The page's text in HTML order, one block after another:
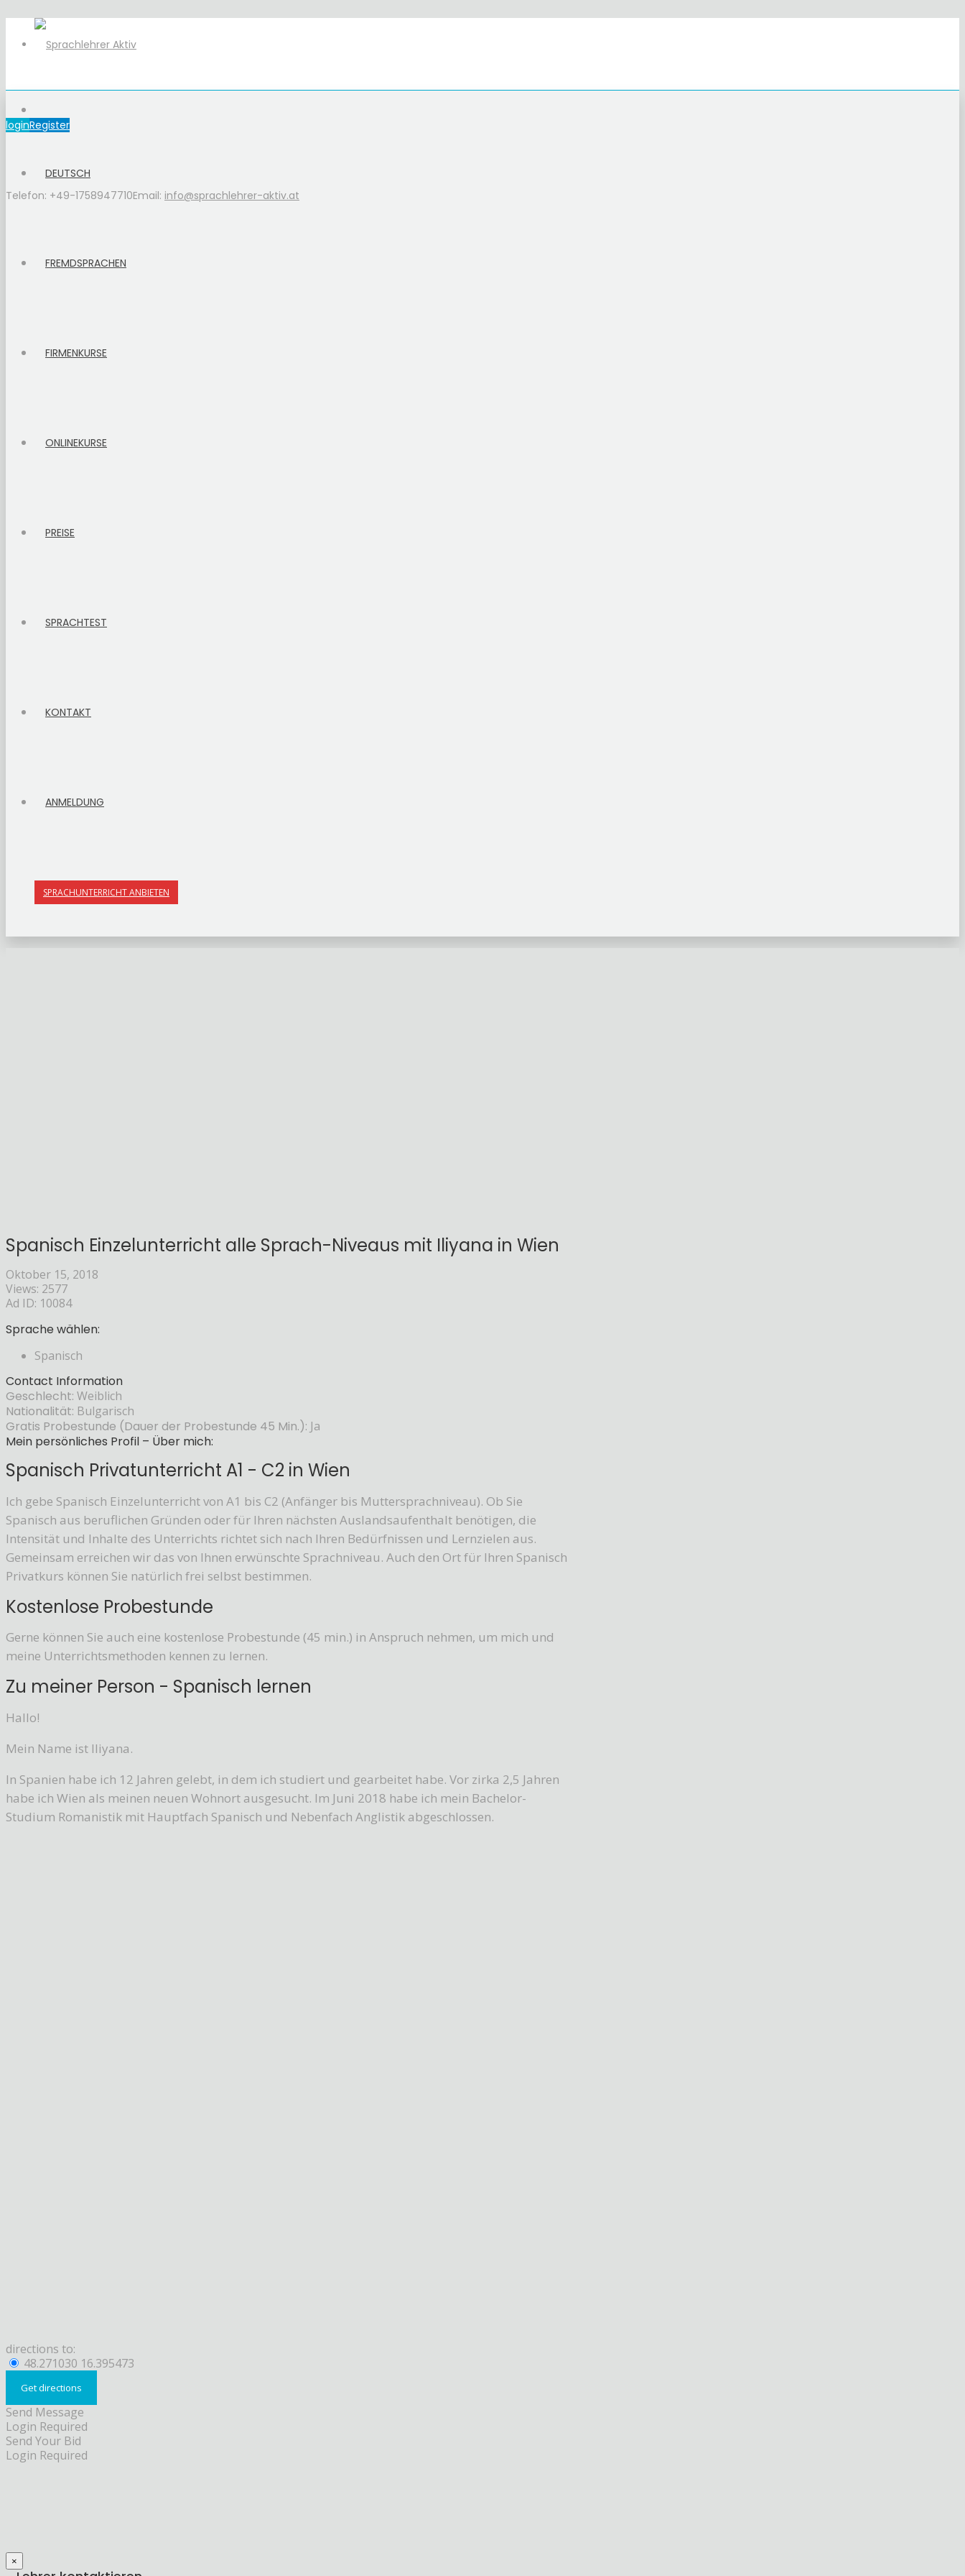
loginRegister
Telefon: +49-1758947710Email: info@sprachlehrer-aktiv.at
DEUTSCH
FREMDSPRACHEN
FIRMENKURSE
ONLINEKURSE
PREISE
SPRACHTEST
KONTAKT
ANMELDUNG
SPRACHUNTERRICHT ANBIETEN
Spanisch Einzelunterricht alle Sprach-Niveaus mit Iliyana in Wien
Oktober 15, 2018
Views: 2577
Ad ID: 10084
Sprache wählen:
Spanisch
Contact Information
Geschlecht: Weiblich
Nationalität: Bulgarisch
Gratis Probestunde (Dauer der Probestunde 45 Min.): Ja
Mein persönliches Profil – Über mich:
Spanisch Privatunterricht A1 - C2 in Wien
Ich gebe Spanisch Einzelunterricht von A1 bis C2 (Anfänger bis Muttersprachniveau). Ob Sie
Spanisch aus beruflichen Gründen oder für Ihren nächsten Auslandsaufenthalt benötigen, die
Intensität und Inhalte des Unterrichts richtet sich nach Ihren Bedürfnissen und Lernzielen aus.
Gemeinsam erreichen wir das von Ihnen erwünschte Sprachniveau. Auch den Ort für Ihren Spanisch
Privatkurs können Sie natürlich frei selbst bestimmen.
Kostenlose Probestunde
Gerne können Sie auch eine kostenlose Probestunde (45 min.) in Anspruch nehmen, um mich und
meine Unterrichtsmethoden kennen zu lernen.
Zu meiner Person - Spanisch lernen
Hallo!
Mein Name ist Iliyana.
In Spanien habe ich 12 Jahren gelebt, in dem ich studiert und gearbeitet habe. Vor zirka 2,5 Jahren
habe ich Wien als meinen neuen Wohnort ausgesucht. Im Juni 2018 habe ich mein Bachelor-
Studium Romanistik mit Hauptfach Spanisch und Nebenfach Anglistik abgeschlossen.
directions to:
48.271030 16.395473
Send Message
Login Required
Send Your Bid
Login Required
×